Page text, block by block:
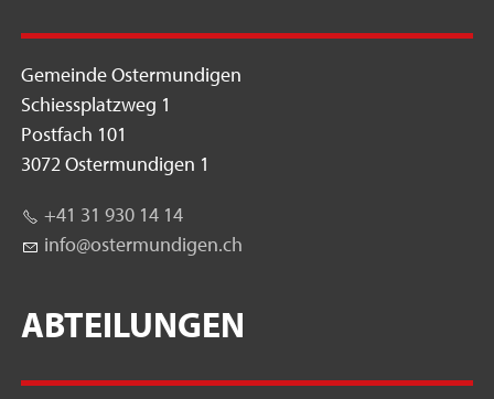
Gemeinde Ostermundigen
Schiessplatzweg 1
Postfach 101
3072 Ostermundigen 1
+41 31 930 14 14
nf
st rm nd g n ch
ABTEILUNGEN